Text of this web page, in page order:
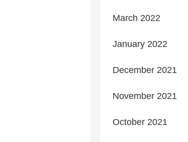
March 2022
January 2022
December 2021
November 2021
October 2021